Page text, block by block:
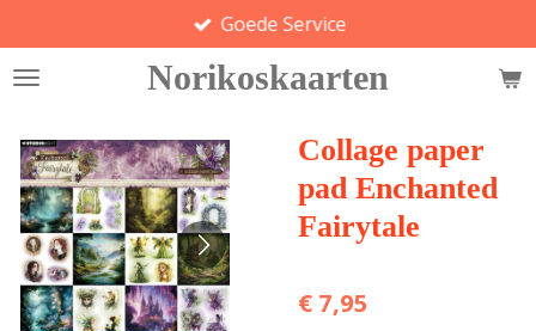
direct
naar
hoofdinhoud
Norikoskaarten
Goede Service
Collage paper
pad Enchanted
Fairytale
€ 7,95